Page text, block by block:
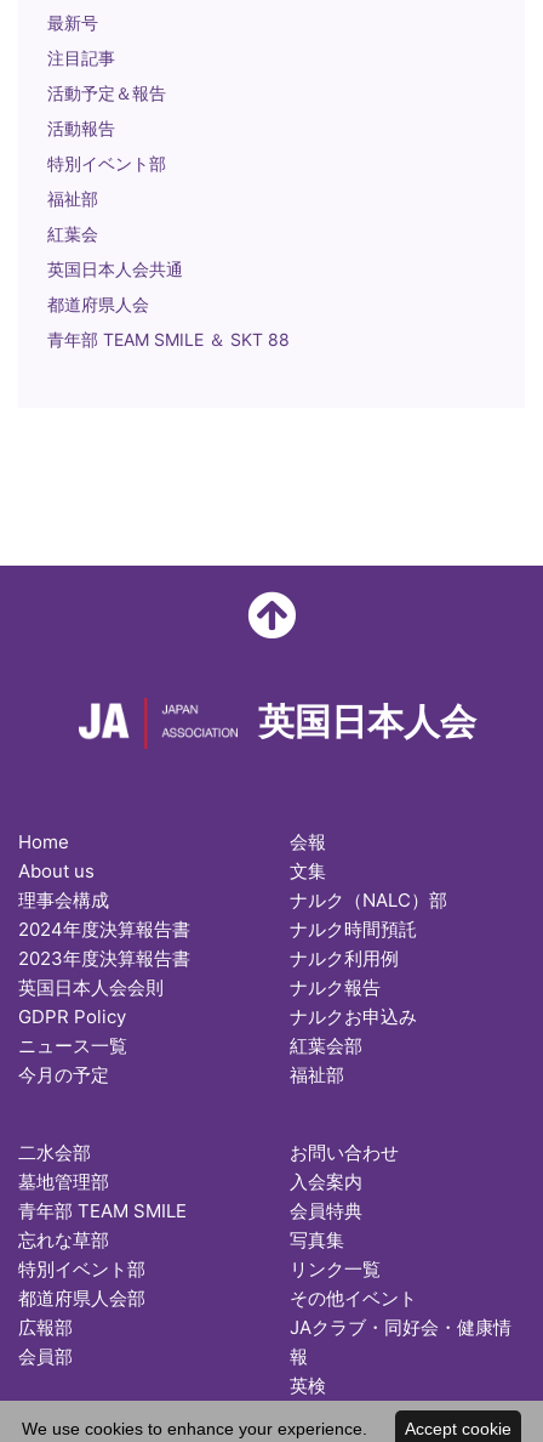
最新号
注目記事
活動予定＆報告
活動報告
特別イベント部
福祉部
紅葉会
英国日本人会共通
都道府県人会
青年部 TEAM SMILE ＆ SKT 88
英国日本人会
Home
About us
理事会構成
2024年度決算報告書
2023年度決算報告書
英国日本人会会則
GDPR Policy
ニュース一覧
今月の予定
会報
文集
ナルク（NALC）部
ナルク時間預託
ナルク利用例
ナルク報告
ナルクお申込み
紅葉会部
福祉部
二水会部
墓地管理部
青年部 TEAM SMILE
忘れな草部
特別イベント部
都道府県人会部
広報部
会員部
お問い合わせ
入会案内
会員特典
写真集
リンク一覧
その他イベント
JAクラブ・同好会・健康情
報
英検
Accept cookie
We use cookies to enhance your experience.